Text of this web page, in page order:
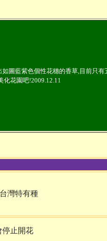
如圖藍紫色個性花穗的香草,目前只有
化花園吧!2009.12.11
灣特有種
停止開花